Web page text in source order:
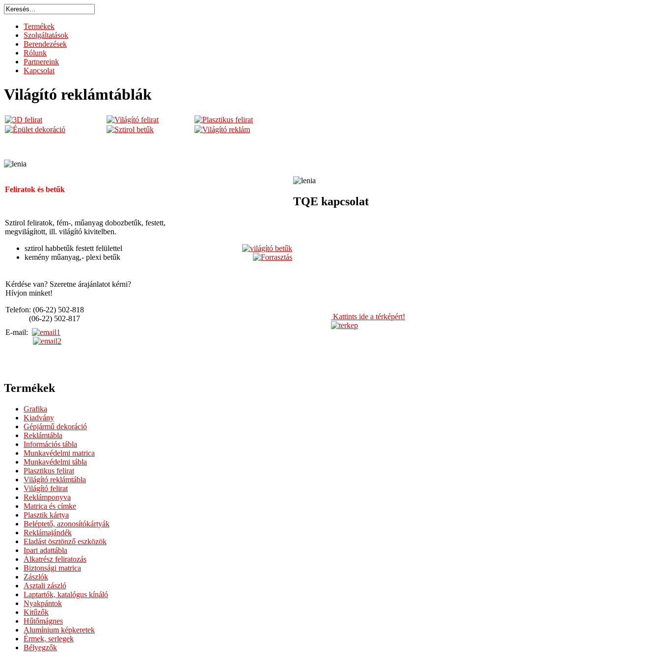
Termékek
Szolgáltatások
Berendezések
Rólunk
Partnereink
Kapcsolat
Világító reklámtáblák
Feliratok és betűk
Sztirol feliratok, fém-, műanyag dobozbetűk, festett,
megvilágított, ill. világító kivitelben.
sztirol habbetűk festett felülettel
kemény műanyag,- plexi betűk
TQE kapcsolat
Kérdése van? Szeretne árajánlatot kérni?
Hívjon minket!
Telefon: (06-22) 502-818
(06-22) 502-817
E-mail:
Kattints ide a térképért!
Termékek
Grafika
Kiadvány
Gépjármű dekoráció
Reklámtábla
Információs tábla
Munkavédelmi matrica
Munkavédelmi tábla
Plasztikus felirat
Világító reklámtábla
Világító felirat
Reklámponyva
Matrica és címke
Plasztik kártya
Beléptető, azonosítókártyák
Reklámajándék
Eladást ösztönző eszközök
Ipari adattábla
Alkatrész feliratozás
Biztonsági matrica
Zászlók
Asztali zászló
Laptartók, katalógus kínáló
Nyakpántok
Kitűzők
Hűtőmágnes
Alumínium képkeretek
Érmek, serlegek
Bélyegzők